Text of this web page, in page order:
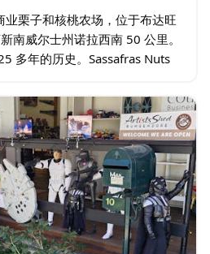
业栗子和核桃农场，位于布达旺
南威尔士州诺拉西南 50 公里。
多年的历史。Sassafras Nuts